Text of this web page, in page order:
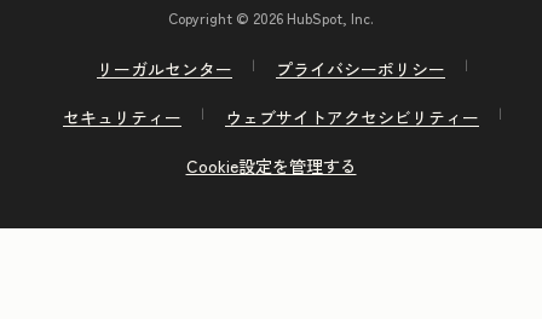
Copyright © 2026 HubSpot, Inc.
リーガルセンター
プライバシーポリシー
セキュリティー
ウェブサイトアクセシビリティー
Cookie設定を管理する